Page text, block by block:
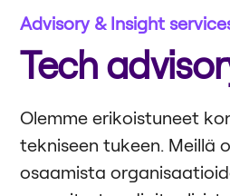
Advisory & Insight
Tech
Olemme erikoistuneet
tekniseen tukeen. Meillä
osaamista